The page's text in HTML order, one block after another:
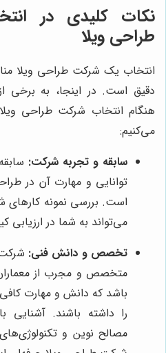
نکات کلیدی در
طراحی ویلا
انتخاب یک شرکت طراحی ویلا
دقیق است. در اینجا، به برخی
هنگام انتخاب شرکت طراحی
می‌کنیم:
سابقه و تجربه شرکت:
توانایی و مهارت آن در
است. بررسی نمونه کارهای
می‌تواند به شما در
تخصص و دانش فنی:
متخصص و مجرب از
باشد که دانش و مهارت
را داشته باشند.
مصالح نوین و